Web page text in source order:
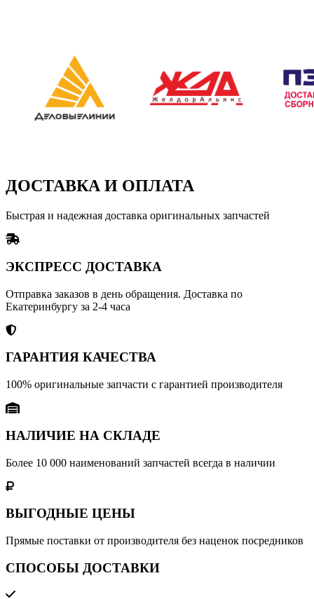
ДОСТАВКА И ОПЛАТА
Быстрая и надежная доставка оригинальных запчастей
ЭКСПРЕСС ДОСТАВКА
Отправка заказов в день обращения. Доставка по
Екатеринбургу за 2-4 часа
ГАРАНТИЯ КАЧЕСТВА
100% оригинальные запчасти с гарантией производителя
НАЛИЧИЕ НА СКЛАДЕ
Более 10 000 наименований запчастей всегда в наличии
ВЫГОДНЫЕ ЦЕНЫ
Прямые поставки от производителя без наценок посредников
СПОСОБЫ ДОСТАВКИ